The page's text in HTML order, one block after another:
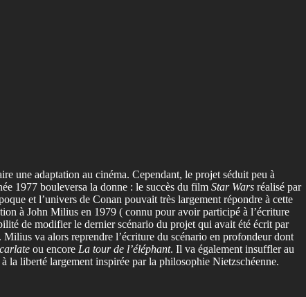
une adaptation au cinéma. Cependant, le projet séduit peu à
1977 bouleversa la donne : le succès du film Star Wars réalisé par
et l’univers de Conan pouvait très largement répondre à cette
à John Milius en 1979 ( connu pour avoir participé à l’écriture
de modifier le dernier scénario du projet qui avait été écrit par
va alors reprendre l’écriture du scénario en profondeur dont
ou encore La tour de l’éléphant. Il va également insuffler au
la liberté largement inspirée par la philosophie Nietzschéenne.